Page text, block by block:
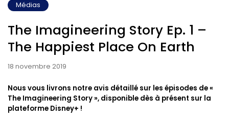
Médias
The Imagineering Story Ep. 1 –
The Happiest Place On Earth
18 novembre 2019
Nous vous livrons notre avis détaillé sur les épisodes de «
The Imagineering Story », disponible dès à présent sur la
plateforme Disney+ !